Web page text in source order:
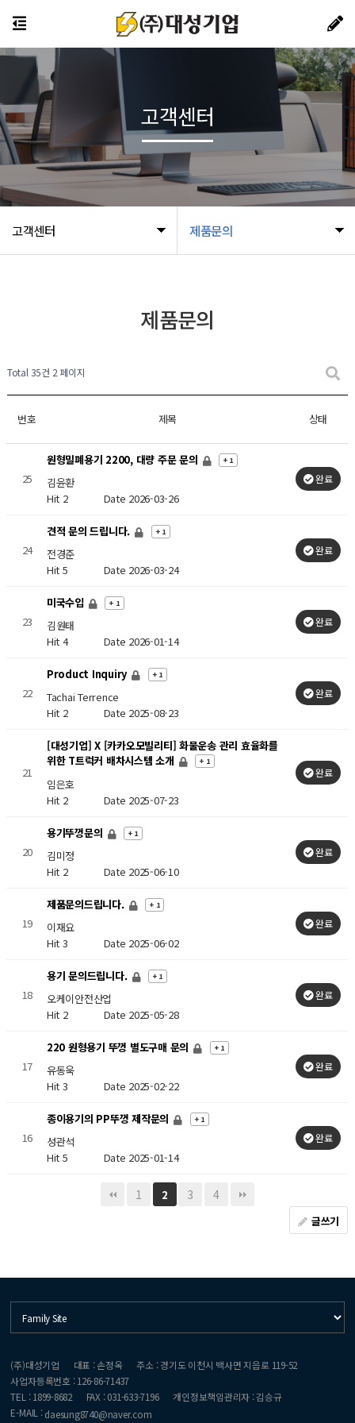
고객센터 제품문의
고객센터
제품문의
Total 35건 2 페이지
번호 제목 상태
25
원형밀폐용기 2200, 대량 주문 문의 + 1
김윤환
Hit 2 Date 2026-03-26
완료
24
견적 문의 드립니다. + 1
전경준
Hit 5 Date 2026-03-24
완료
23
미국수입 + 1
김원태
Hit 4 Date 2026-01-14
완료
22
Product Inquiry + 1
Tachai Terrence
Hit 2 Date 2025-08-23
완료
21
[대성기업] X [카카오모빌리티] 화물운송 관리 효율화를
위한 T트럭커 배차시스템 소개
+ 1
임은호
Hit 2 Date 2025-07-23
완료
20
용기뚜껑문의 + 1
김미정
Hit 2 Date 2025-06-10
완료
19
제품문의드립니다. + 1
이재요
Hit 3 Date 2025-06-02
완료
18
용기 문의드립니다. + 1
오케이안전산업
Hit 2 Date 2025-05-28
완료
17
220 원형용기 뚜껑 별도구매 문의 + 1
유동욱
Hit 3 Date 2025-02-22
완료
16
종이용기의 PP뚜껑 제작문의 + 1
성관석
Hit 5 Date 2025-01-14
완료
1 2 3 4
글쓰기
(주)대성기업 대표 : 손정옥
주소 : 경기도 이천시 백사면 지읍로 119-52
사업자등록번호 : 126-86-71437
TEL : 1899-8682
FAX : 031-633-7196
개인정보책임관리자 : 김승규
E-MAIL :daesung8740@naver.com